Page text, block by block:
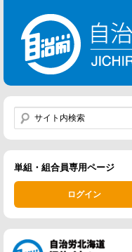
単組・組合員専用ページ
ログイン